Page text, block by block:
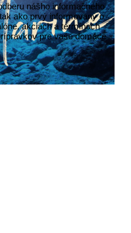
nášho informačného
ako prvý informovaný o
akciách a termínoch
pre vaše domáce